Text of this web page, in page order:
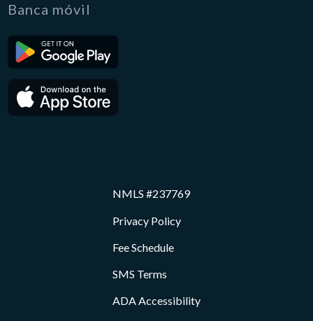
Banca móvil
NMLS #237769
Privacy Policy
Fee Schedule
SMS Terms
ADA Accessibility